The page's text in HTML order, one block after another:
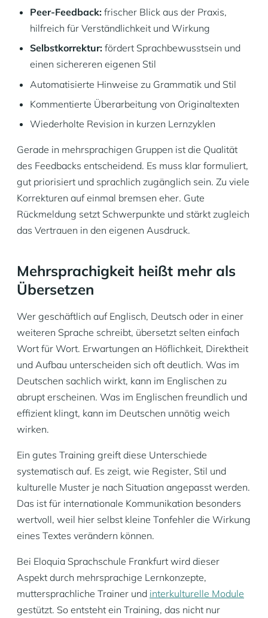
Peer-Feedback: frischer Blick aus der Praxis,
hilfreich für Verständlichkeit und Wirkung
Selbstkorrektur: fördert Sprachbewusstsein und
einen sichereren eigenen Stil
Automatisierte Hinweise zu Grammatik und Stil
Kommentierte Überarbeitung von Originaltexten
Wiederholte Revision in kurzen Lernzyklen
Gerade in mehrsprachigen Gruppen ist die Qualität
des Feedbacks entscheidend. Es muss klar formuliert,
gut priorisiert und sprachlich zugänglich sein. Zu viele
Korrekturen auf einmal bremsen eher. Gute
Rückmeldung setzt Schwerpunkte und stärkt zugleich
das Vertrauen in den eigenen Ausdruck.
Mehrsprachigkeit heißt mehr als
Übersetzen
Wer geschäftlich auf Englisch, Deutsch oder in einer
weiteren Sprache schreibt, übersetzt selten einfach
Wort für Wort. Erwartungen an Höflichkeit, Direktheit
und Aufbau unterscheiden sich oft deutlich. Was im
Deutschen sachlich wirkt, kann im Englischen zu
abrupt erscheinen. Was im Englischen freundlich und
effizient klingt, kann im Deutschen unnötig weich
wirken.
Ein gutes Training greift diese Unterschiede
systematisch auf. Es zeigt, wie Register, Stil und
kulturelle Muster je nach Situation angepasst werden.
Das ist für internationale Kommunikation besonders
wertvoll, weil hier selbst kleine Tonfehler die Wirkung
eines Textes verändern können.
Bei Eloquia Sprachschule Frankfurt wird dieser
Aspekt durch mehrsprachige Lernkonzepte,
muttersprachliche Trainer und interkulturelle Module
gestützt. So entsteht ein Training, das nicht nur